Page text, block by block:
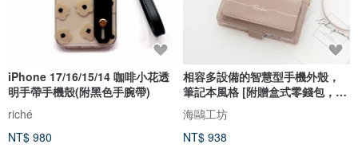
iPhone 17/16/15/14 咖啡小花透
明手帶手機殼(附黑色手腕帶)
riché
NT$ 980
相容多設備的智慧型手機外殼，
筆記本風格 [附贈盒式零錢包，簡
單姓名雕刻] 智慧型手機肩帶，零
錢包，錢包，免費姓名錢包
AE16U
海鷗工坊
NT$ 938